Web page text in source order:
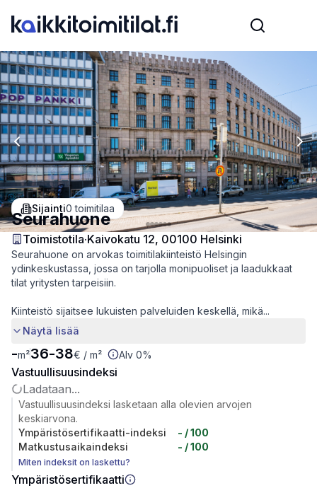
Previous slide
Sijainti0 toimitilaa
Seurahuone
Toimistotila·Kaivokatu 12, 00100 Helsinki
Seurahuone on arvokas toimitilakiinteistö Helsingin
ydinkeskustassa, jossa on tarjolla monipuoliset ja laadukkaat
tilat yritysten tarpeisiin.
Kiinteistö sijaitsee lukuisten palveluiden keskellä, mikä...
Näytä lisää
-m²36-38€ / m² Alv 0%
Vastuullisuusindeksi
Ladataan...
Vastuullisuusindeksi lasketaan alla olevien arvojen
keskiarvona.
Ympäristösertifikaatti-indeksi
- / 100
Matkustusaikaindeksi
- / 100
Miten indeksit on laskettu?
Ympäristösertifikaatti